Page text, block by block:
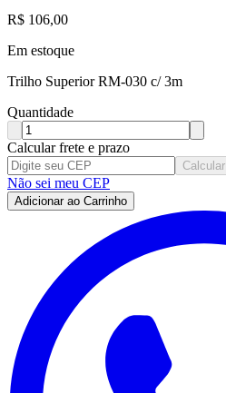
R$ 106,00
Em estoque
Trilho Superior RM-030 c/ 3m
Quantidade
Calcular frete e prazo
Calcular
Não sei meu CEP
Adicionar ao Carrinho